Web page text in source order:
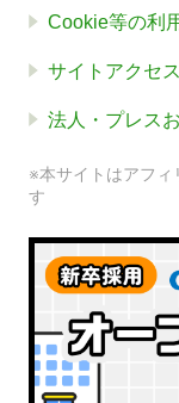
Cookie等の利
サイトアクセ
法人・プレス
※本サイトはアフィ
す